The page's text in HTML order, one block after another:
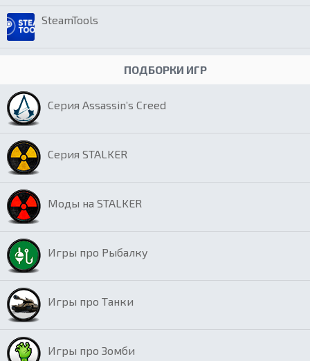
SteamTools
ПОДБОРКИ ИГР
Серия Assassin’s Creed
Серия STALKER
Моды на STALKER
Игры про Рыбалку
Игры про Танки
Игры про Зомби